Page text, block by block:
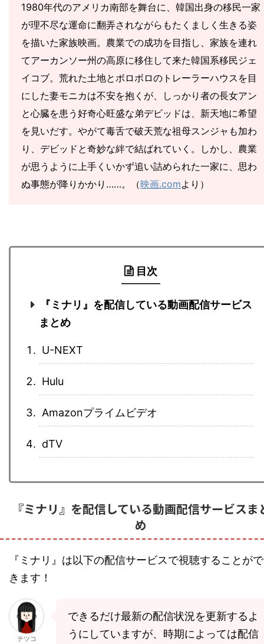
1980年代のアメリカ南部を舞台に、韓国出身の移民一家
が理不尽な運命に翻弄されながらもたくましく生きる姿
を描いた家族映画。農業での成功を目指し、家族を連れ
てアーカンソー州の高原に移住して来た韓国系移民ジェ
イコブ。荒れた土地とボロボロのトレーラーハウスを目
にした妻モニカは不安を抱くが、しっかり者の長女アン
と心臓を患う好奇心旺盛な弟デビッドは、新天地に希望
を見いだす。やがて毒舌で破天荒な祖母スンジャも加わ
り、デビッドと奇妙な絆で結ばれていく。しかし、農業
が思うように上手くいかず追い詰められた一家に、思わ
ぬ事態が降りかかり……。（映画.comより）
目次
『ミナリ』を配信している動画配信サービス
まとめ
U-NEXT
Hulu
Amazonプライムビデオ
dTV
『ミナリ』を配信している動画配信サービスま
め
『ミナリ』は以下の配信サービスで視聴することがで
きます！
テツコ
できるだけ最新の配信状況を更新するよ
うにしていますが、時期によっては配信